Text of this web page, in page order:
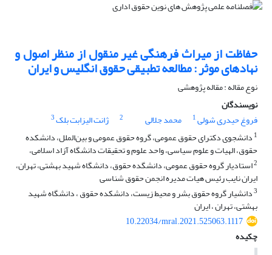
حفاظت از میراث فرهنگی غیر منقول از منظر اصول و
نهادهای موثر : مطالعه تطبیقی حقوق انگلیس و ایران
نوع مقاله : مقاله پژوهشی
نویسندگان
فروغ حیدری شولی1 محمد جلالی 2 ژانت الیزابت بلک3
1 دانشجوی دکترای حقوق عمومی، گروه حقوق عمومی و بین‌الملل، دانشکده
حقوق، الهیات و علوم سیاسی، واحد علوم و تحقیقات دانشگاه آزاد اسلامی،
2استادیار گروه حقوق عمومی، دانشگده حقوق، دانشگاه شهید بهشتی، تهران،
ایران نایب رئیس هیات مدیره انجمن حقوق شناسی
3دانشیار گروه حقوق بشر و محیط زیست، دانشکده حقوق ، دانشگاه شهید
بهشتی، تهران ، ایران
10.22034/mral.2021.525063.1117
چکیده